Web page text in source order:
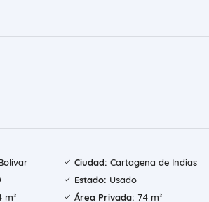
Ciudad: Cartagena de Indias
Estado: Usado
m² Área Privada: 74 m²